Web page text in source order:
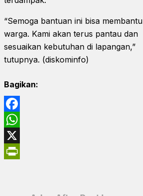
“Semoga bantuan ini bisa membantu
warga. Kami akan terus pantau dan
sesuaikan kebutuhan di lapangan,”
tutupnya. (diskominfo)
Bagikan:
Facebook
WhatsApp
X